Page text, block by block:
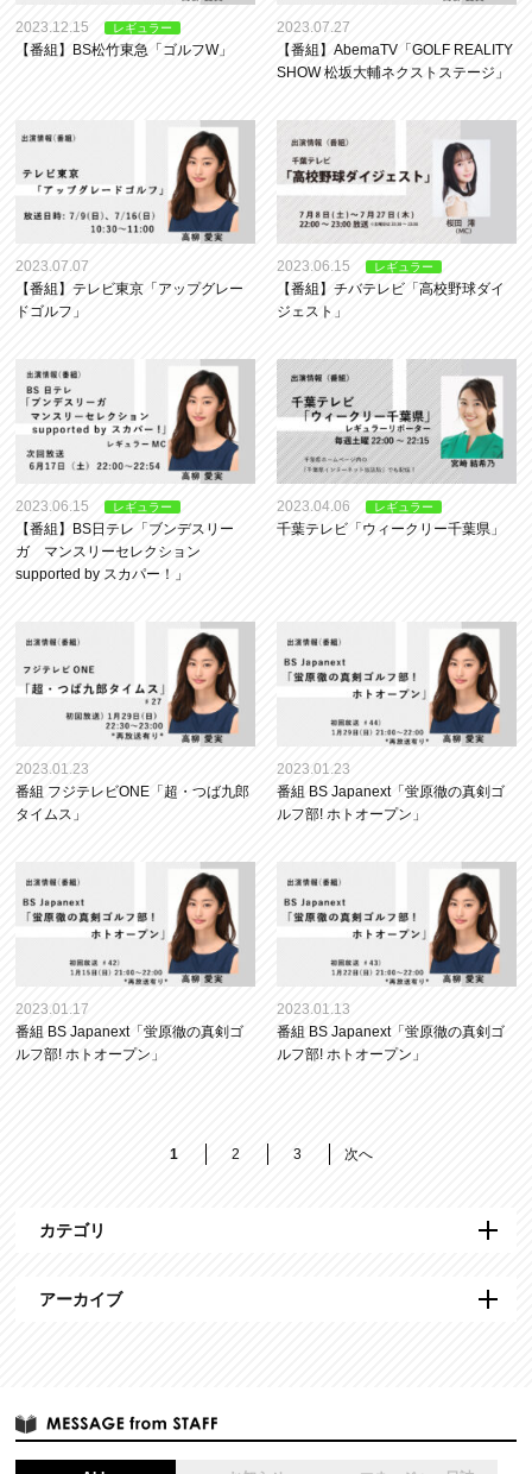
2023.12.15 レギュラー
【番組】BS松竹東急「ゴルフW」
2023.07.27
【番組】AbemaTV「GOLF REALITY
SHOW 松坂大輔ネクストステージ」
2023.07.07
【番組】テレビ東京「アップグレー
ドゴルフ」
2023.06.15 レギュラー
【番組】チバテレビ「高校野球ダイ
ジェスト」
2023.06.15 レギュラー
【番組】BS日テレ「ブンデスリー
ガ マンスリーセレクション
supported by スカパー！」
2023.04.06 レギュラー
千葉テレビ「ウィークリー千葉県」
2023.01.23
番組 フジテレビONE「超・つば九郎
タイムス」
2023.01.23
番組 BS Japanext「蛍原徹の真剣ゴ
ルフ部! ホトオープン」
2023.01.17
番組 BS Japanext「蛍原徹の真剣ゴ
ルフ部! ホトオープン」
2023.01.13
番組 BS Japanext「蛍原徹の真剣ゴ
ルフ部! ホトオープン」
1 2 3 次へ
カテゴリ
アーカイブ